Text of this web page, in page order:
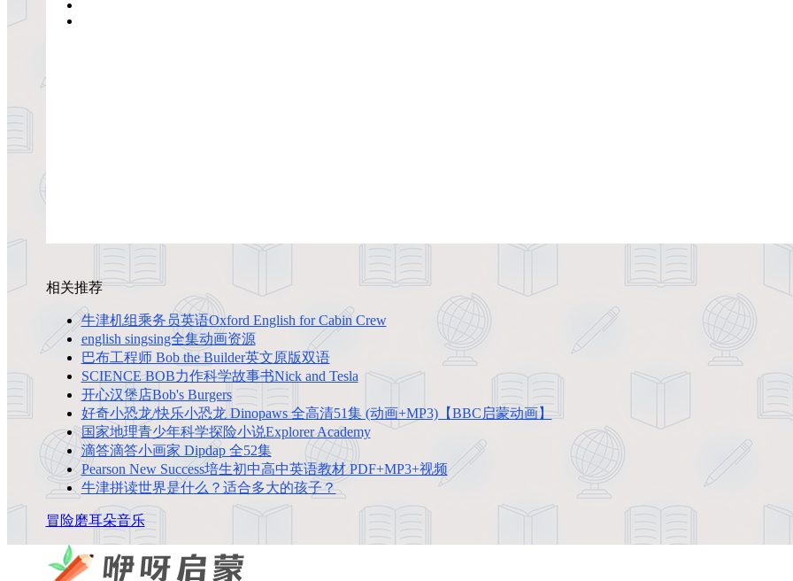
相关推荐
牛津机组乘务员英语Oxford English for Cabin Crew
english singsing全集动画资源
巴布工程师 Bob the Builder英文原版双语
SCIENCE BOB力作科学故事书Nick and Tesla
开心汉堡店Bob's Burgers
好奇小恐龙/快乐小恐龙 Dinopaws 全高清51集 (动画+MP3)【BBC启蒙动画】
国家地理青少年科学探险小说Explorer Academy
滴答滴答小画家 Dipdap 全52集
Pearson New Success培生初中高中英语教材 PDF+MP3+视频
牛津拼读世界是什么？适合多大的孩子？
冒险磨耳朵音乐